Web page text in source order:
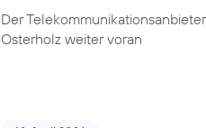
Der
Osterholz weiter voran